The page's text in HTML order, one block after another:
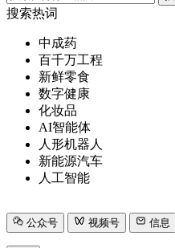
搜索热词
中成药
百千万工程
新鲜零食
数字健康
化妆品
AI智能体
人形机器人
新能源汽车
人工智能
公众号 视频号
信息